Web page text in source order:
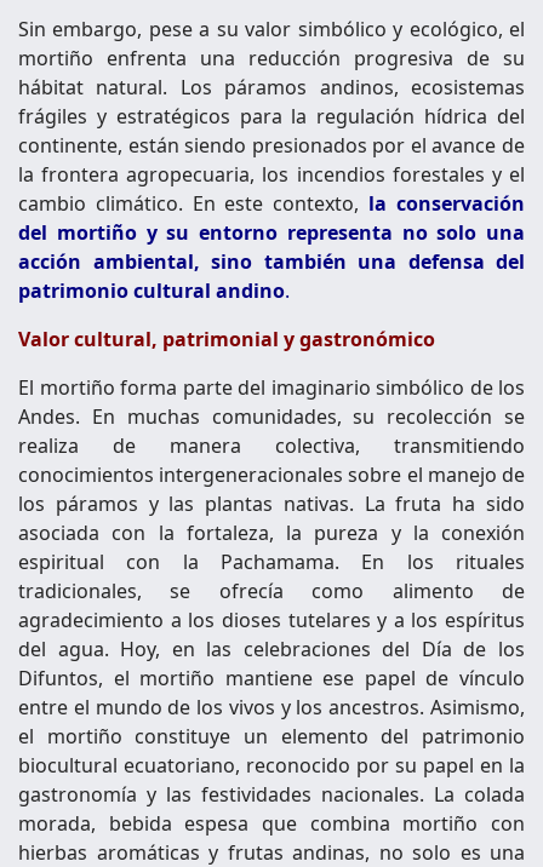
Sin embargo, pese a su valor simbólico y ecológico, el
mortiño enfrenta una reducción progresiva de su
hábitat natural. Los páramos andinos, ecosistemas
frágiles y estratégicos para la regulación hídrica del
continente, están siendo presionados por el avance de
la frontera agropecuaria, los incendios forestales y el
cambio climático. En este contexto, la conservación
del mortiño y su entorno representa no solo una
acción ambiental, sino también una defensa del
patrimonio cultural andino.
Valor cultural, patrimonial y gastronómico
El mortiño forma parte del imaginario simbólico de los
Andes. En muchas comunidades, su recolección se
realiza de manera colectiva, transmitiendo
conocimientos intergeneracionales sobre el manejo de
los páramos y las plantas nativas. La fruta ha sido
asociada con la fortaleza, la pureza y la conexión
espiritual con la Pachamama. En los rituales
tradicionales, se ofrecía como alimento de
agradecimiento a los dioses tutelares y a los espíritus
del agua. Hoy, en las celebraciones del Día de los
Difuntos, el mortiño mantiene ese papel de vínculo
entre el mundo de los vivos y los ancestros. Asimismo,
el mortiño constituye un elemento del patrimonio
biocultural ecuatoriano, reconocido por su papel en la
gastronomía y las festividades nacionales. La colada
morada, bebida espesa que combina mortiño con
hierbas aromáticas y frutas andinas, no solo es una